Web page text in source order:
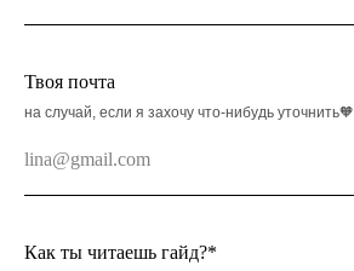
Твоя почта
на случай, если я захочу что-нибудь уточнить🧡
Как ты читаешь гайд?*